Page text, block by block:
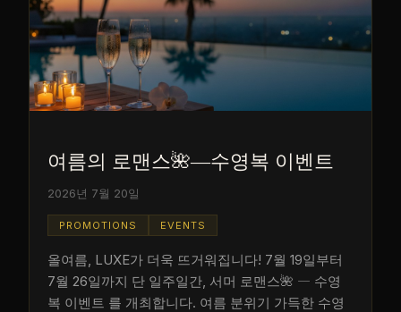
여름의 로맨스🌺―수영복 이벤트
2026년 7월 20일
PROMOTIONS EVENTS
올여름, LUXE가 더욱 뜨거워집니다! 7월 19일부터
7월 26일까지 단 일주일간, 서머 로맨스🌺 ― 수영
복 이벤트 를 개최합니다. 여름 분위기 가득한 수영